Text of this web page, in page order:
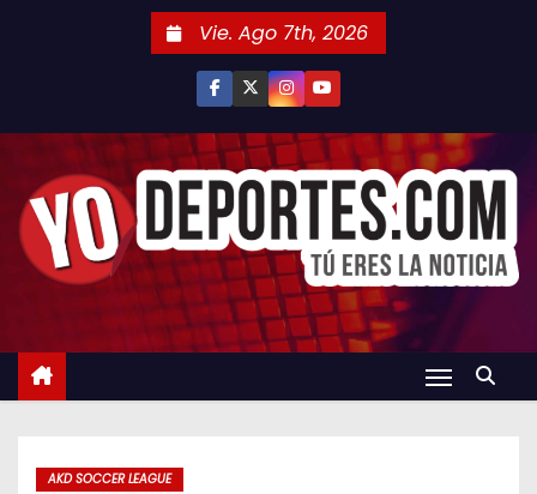
n
Vie. Ago 7th, 2026
AKD SOCCER LEAGUE